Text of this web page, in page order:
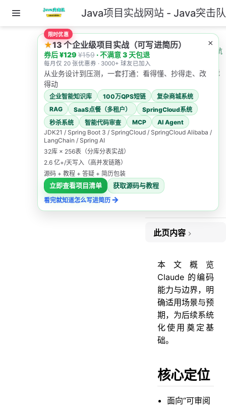
跳至主要內容 Java项目实战网站 - Java突击队
主页
AI教程导航
ClaudeCode 教程导航
ClaudeCode 简介与能
ClaudeC
ode 简介
Java突击队
此页内容
能力边界
适用场景（高收益）
不适用场景（需谨慎）
推荐工作流
高频命令
安全与隐私基线
下一步
本文概览
Claude 的编码
能力与边界，明
确适用场景与预
期，为后续系统
化使用奠定基
础。
核心定位
面向“可审阅
×
限时优惠
★13 个企业级项目实战（可写进简历）
券后 ¥129¥159· 不满意 3 天包退
每月仅 20 张优惠券 · 3000+ 球友已加入
从业务设计到压测，一套打通：看得懂、抄得走、改
得动
企业智能知识库 100万QPS短链
复杂商城系统
RAG
SaaS点餐（多租户）
SpringCloud系统
秒杀系统
智能代码审查 MCP
AI Agent
JDK21 / Spring Boot 3 / SpringCloud / SpringCloud Alibaba /
LangChain / Spring AI
32库 × 256表（分库分表实战）
2.6 亿+/天写入（高并发链路）
源码 + 教程 + 答疑 + 简历包装
立即查看项目清单
获取源码与教程
看完就知道怎么写进简历 →